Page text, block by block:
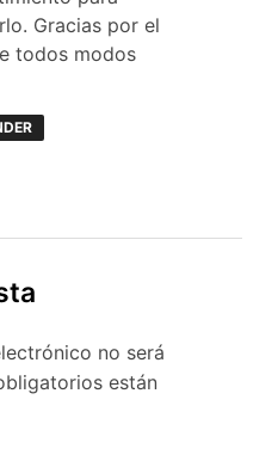
Gracias por el
todos modos
no será
están